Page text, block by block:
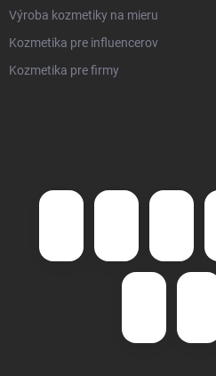
Výroba kozmetiky na mieru
Kozmetika pre influencerov
Kozmetika pre firmy